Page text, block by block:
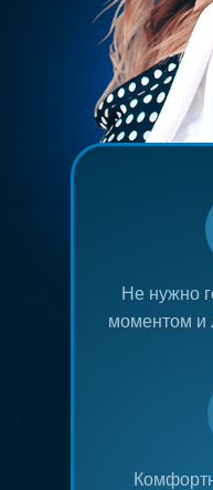
Не нужно
моментом и